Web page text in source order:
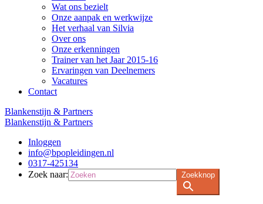
Wat ons bezielt
Onze aanpak en werkwijze
Het verhaal van Silvia
Over ons
Onze erkenningen
Trainer van het Jaar 2015-16
Ervaringen van Deelnemers
Vacatures
Contact
Blankenstijn & Partners
Blankenstijn & Partners
Inloggen
info@bpopleidingen.nl
0317-425134
Zoek naar:
Zoekknop